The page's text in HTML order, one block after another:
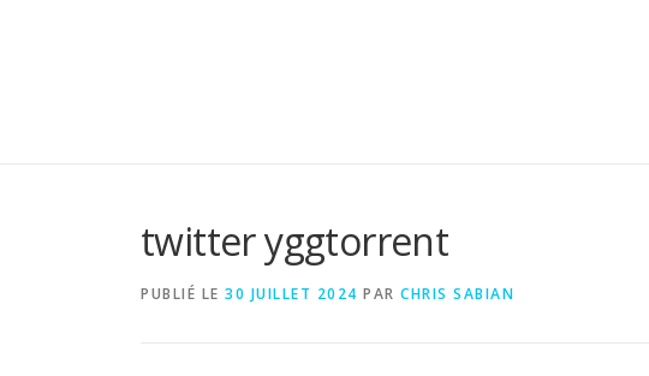
twitter yggtorrent
PUBLIÉ LE 30 JUILLET 2024 PAR CHRIS SABIAN